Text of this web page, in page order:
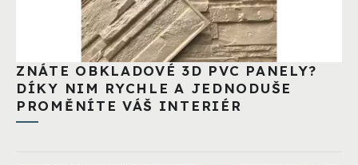
ZNÁTE OBKLADOVÉ 3D PVC PANELY?
DÍKY NIM RYCHLE A JEDNODUŠE
PROMĚNÍTE VÁŠ INTERIÉR